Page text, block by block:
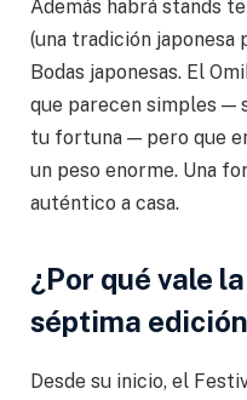
Además habrá stands
(una tradición
Bodas japonesas. El
que parecen simples —
tu fortuna — pero que
un peso enorme. Una
auténtico a casa.
¿Por qué vale
séptima
Desde su inicio, el